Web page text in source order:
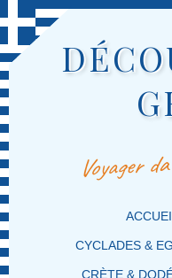
Voyager
MENU PRINCIPAL
MASQUER LA
MASQUER LA
CYCLADES &
CRÈTE &